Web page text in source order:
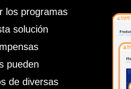
los programas
solución
pueden
de diversas